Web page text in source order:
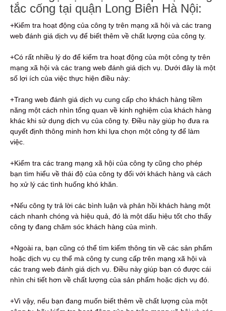
tắc cống tại quận Long Biên Hà Nội:
+Kiểm tra hoạt động của công ty trên mạng xã hội và các trang
web đánh giá dịch vụ để biết thêm về chất lượng của công ty.
+Có rất nhiều lý do để kiểm tra hoạt động của một công ty trên
mạng xã hội và các trang web đánh giá dịch vụ. Dưới đây là một
số lợi ích của việc thực hiện điều này:
+Trang web đánh giá dịch vụ cung cấp cho khách hàng tiềm
năng một cách nhìn tổng quan về kinh nghiệm của khách hàng
khác khi sử dụng dịch vụ của công ty. Điều này giúp họ đưa ra
quyết định thông minh hơn khi lựa chọn một công ty để làm
việc.
+Kiểm tra các trang mạng xã hội của công ty cũng cho phép
bạn tìm hiểu về thái độ của công ty đối với khách hàng và cách
họ xử lý các tình huống khó khăn.
+Nếu công ty trả lời các bình luận và phản hồi khách hàng một
cách nhanh chóng và hiệu quả, đó là một dấu hiệu tốt cho thấy
công ty đang chăm sóc khách hàng của mình.
+Ngoài ra, bạn cũng có thể tìm kiếm thông tin về các sản phẩm
hoặc dịch vụ cụ thể mà công ty cung cấp trên mạng xã hội và
các trang web đánh giá dịch vụ. Điều này giúp bạn có được cái
nhìn chi tiết hơn về chất lượng của sản phẩm hoặc dịch vụ đó.
+Vì vậy, nếu bạn đang muốn biết thêm về chất lượng của một